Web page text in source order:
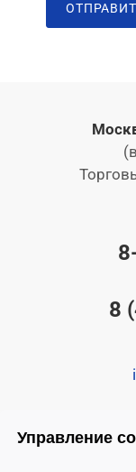
Управление
8